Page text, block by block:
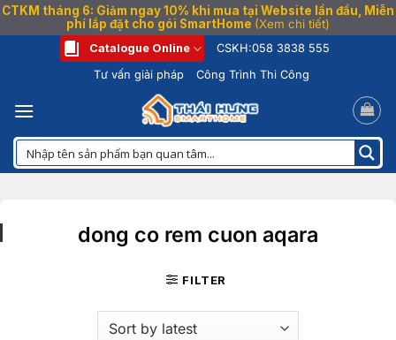
CTKM tháng 6: Giảm ngay 10% khi mua tại Website lần đầu, Miễn
phí lắp đặt cho gói SmartHome (Xem chi tiết)
dung
Catalogue Online CSKH:058 3838 555
Tư vấn giải pháp
Công Trình Thi Công
dong co rem cuon aqara
FILTER